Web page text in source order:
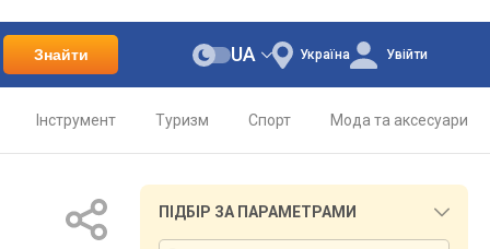
Знайти Україна
UA Увійти
Інструмент Туризм Спорт Мода та аксесуари
ПІДБІР ЗА ПАРАМЕТРАМИ